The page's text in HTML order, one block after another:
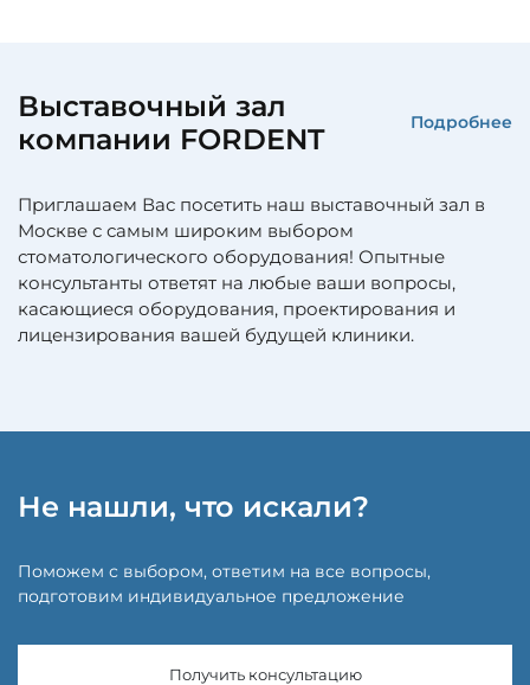
Выставочный зал
компании FORDENT
Подробнее
Приглашаем Вас посетить наш выставочный зал в
Москве с самым широким выбором
стоматологического оборудования! Опытные
консультанты ответят на любые ваши вопросы,
касающиеся оборудования, проектирования и
лицензирования вашей будущей клиники.
Не нашли, что искали?
Поможем с выбором, ответим на все вопросы,
подготовим индивидуальное предложение
Получить консультацию